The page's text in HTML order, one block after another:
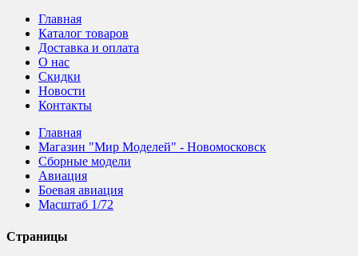
Главная
Каталог товаров
Доставка и оплата
О нас
Скидки
Новости
Контакты
Главная
Магазин "Мир Моделей" - Новомосковск
Сборные модели
Авиация
Боевая авиация
Масштаб 1/72
Страницы